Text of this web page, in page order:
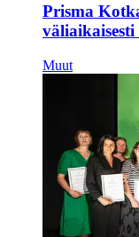
Prisma
Muut